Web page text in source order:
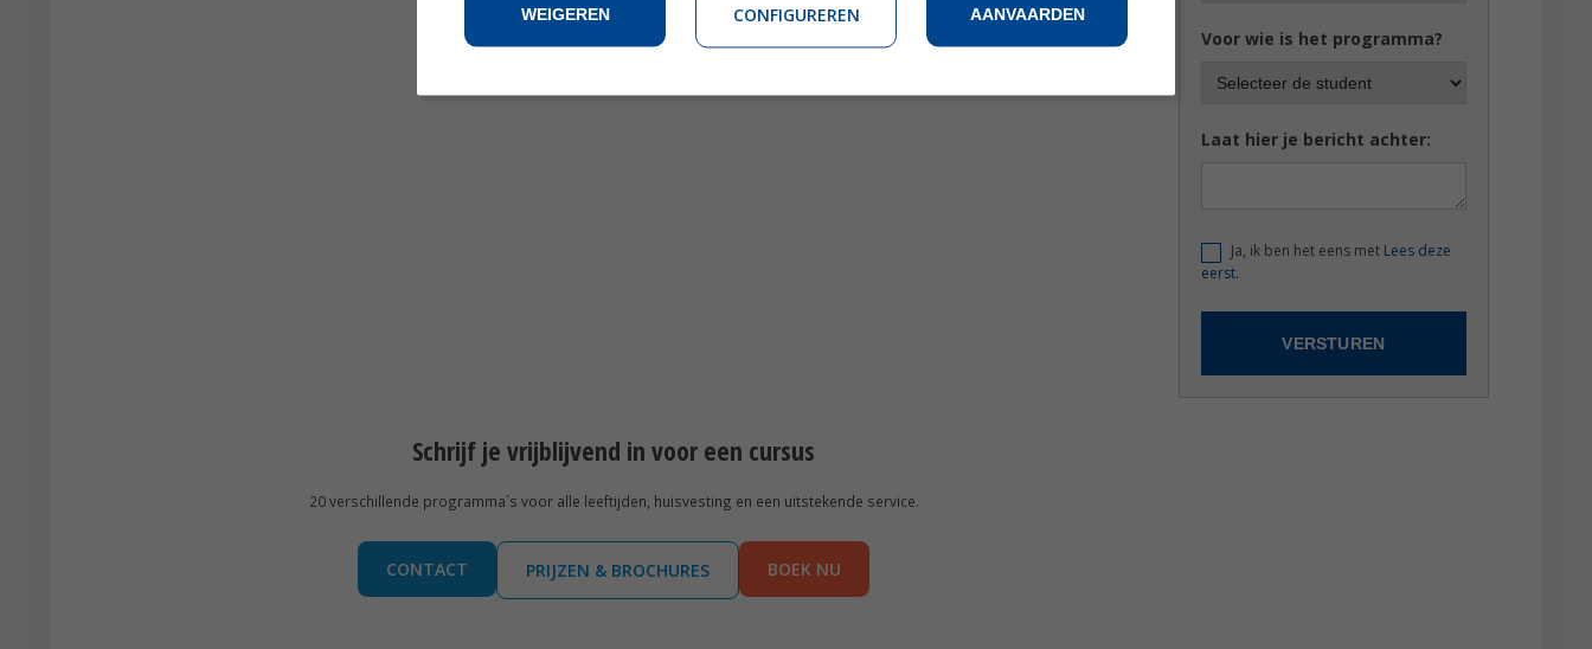
Voor wie is het programma?
Laat hier je bericht achter:
Ja, ik ben het eens met Lees deze
eerst.
Schrijf je vrijblijvend in voor een cursus
20 verschillende programma´s voor alle leeftijden, huisvesting en een uitstekende service.
CONTACT PRIJZEN & BROCHURES BOEK NU
WEIGEREN CONFIGUREREN AANVAARDEN